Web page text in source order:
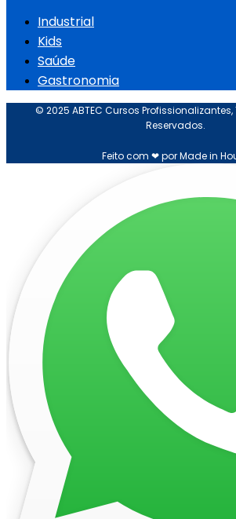
Industrial
Kids
Saúde
Gastronomia
© 2025 ABTEC Cursos
Reservados.
Feito com ❤ por Made in